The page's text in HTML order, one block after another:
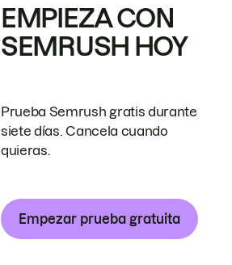
EMPIEZA CON
SEMRUSH HOY
Prueba Semrush gratis durante
siete días. Cancela cuando
quieras.
Empezar prueba gratuita